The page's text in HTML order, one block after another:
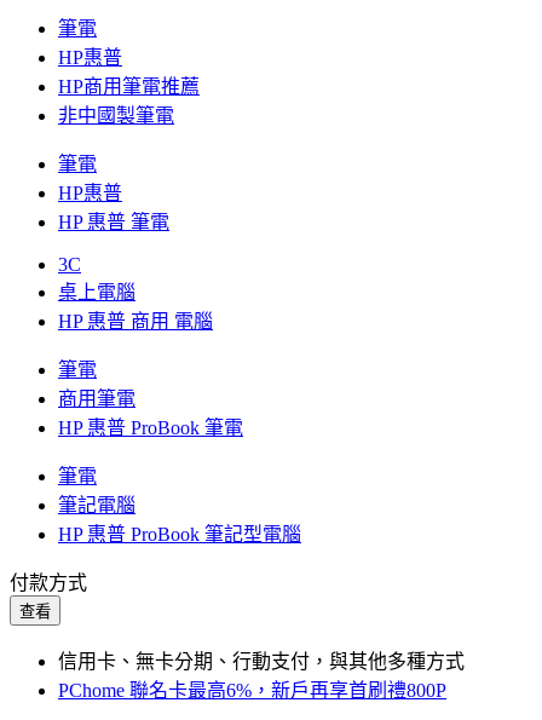
筆電
HP惠普
HP商用筆電推薦
非中國製筆電
筆電
HP惠普
HP 惠普 筆電
3C
桌上電腦
HP 惠普 商用 電腦
筆電
商用筆電
HP 惠普 ProBook 筆電
筆電
筆記電腦
HP 惠普 ProBook 筆記型電腦
付款方式
查看
信用卡、無卡分期、行動支付，與其他多種方式
PChome 聯名卡最高6%，新戶再享首刷禮800P